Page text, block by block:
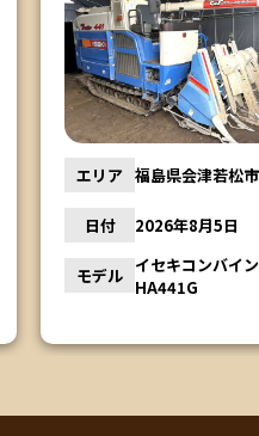
エリア 福島県会津若松市
日付 2026年8月5日
モデル
イセキコンバイン
HA441G